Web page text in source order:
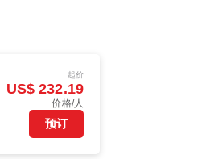
起价
US$ 232.19
价格/人
预订